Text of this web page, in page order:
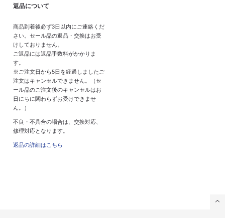
返品について
商品到着後必ず3日以内にご連絡くだ
さい。セール品の返品・交換はお受
けしておりません。
ご返品には返品手数料がかかりま
す。
※ご注文日から5日を経過しましたご
注文はキャンセルできません。（セ
ール品のご注文後のキャンセルはお
日にちに関わらずお受けできませ
ん。）
不良・不具合の場合は、交換対応、
修理対応となります。
返品の詳細はこちら